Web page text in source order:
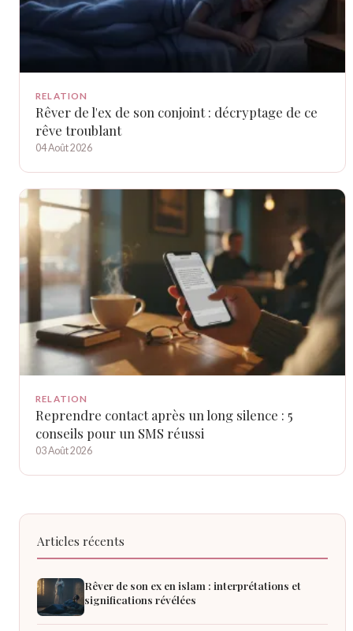
RELATION
Rêver de l'ex de son conjoint : décryptage de ce
rêve troublant
04 Août 2026
RELATION
Reprendre contact après un long silence : 5
conseils pour un SMS réussi
03 Août 2026
Articles récents
Rêver de son ex en islam : interprétations et
significations révélées